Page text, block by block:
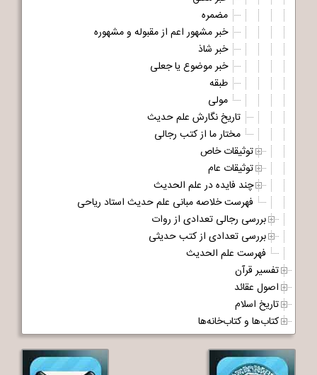
مضمره
خبر مشهور اعم از مقبوله و مشهوره
خبر شاذ
خبر موضوع یا جعلی
طبقه
مولی
تاریخ نگارش علم حدیث
مختار ما از کتب رجالی
توثیقات خاص
توثیقات عام
چند فایده در علم الحدیث
فهرست خلاصه مبانی علم حدیث استاد ریاحی
بررسی رجالی تعدادی از روات
بررسی تعدادی از کتب حدیثی
فهرست علم الحدیث
تفسیر قرآن
اصول عقائد
تاریخ اسلام
کتاب‌ها و کتاب‌خانه‌ها